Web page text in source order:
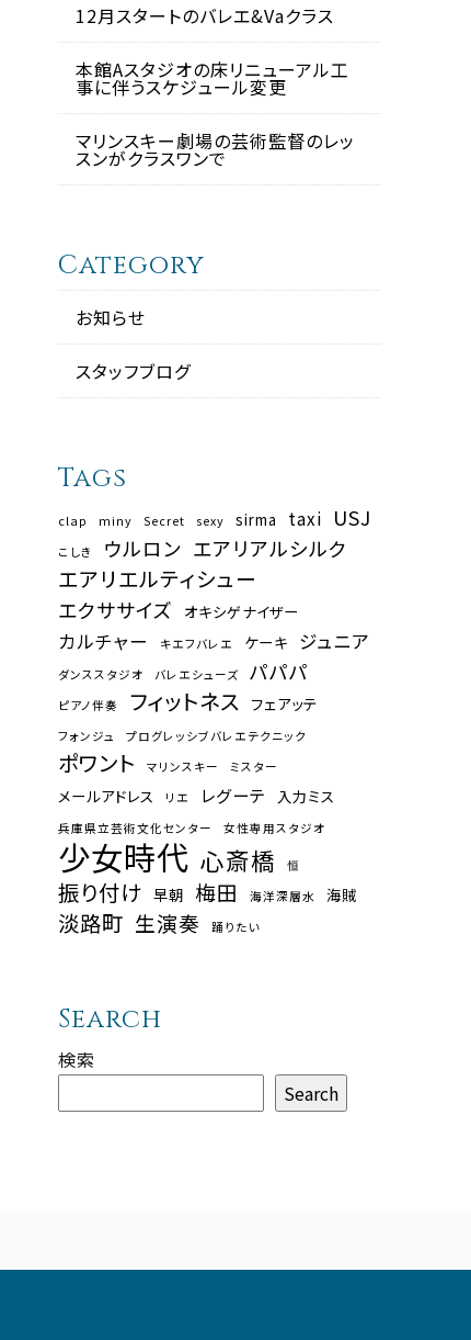
12月スタートのバレエ&Vaクラス
本館Aスタジオの床リニューアル工
事に伴うスケジュール変更
マリンスキー劇場の芸術監督のレッ
スンがクラスワンで
Category
お知らせ
スタッフブログ
Tags
clap miny Secret sexy sirma taxi USJ
こしき ウルロン エアリアルシルク
エアリエルティシュー
エクササイズ オキシゲナイザー
カルチャー キエフバレエ ケーキ ジュニア
ダンススタジオ バレエシューズ パパパ
ピアノ伴奏 フィットネス フェアッテ
フォンジュ プログレッシブバレエテクニック
ポワント マリンスキー ミスター
メールアドレス リエ レグーテ 入力ミス
兵庫県立芸術文化センター 女性専用スタジオ
少女時代 心斎橋 恒
振り付け 早朝 梅田 海洋深層水 海賊
淡路町 生演奏 踊りたい
Search
検索
Search